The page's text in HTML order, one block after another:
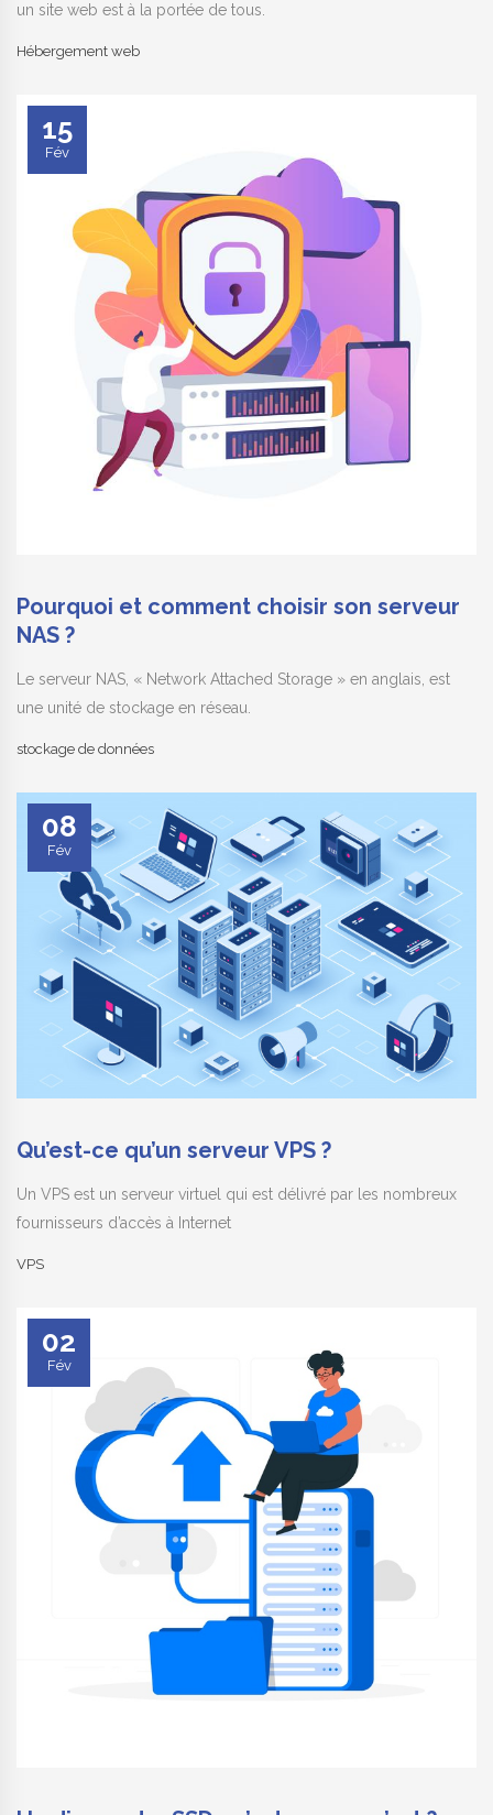
un site web est à la portée de tous.
Hébergement web
15
Fév
Pourquoi et comment choisir son serveur
NAS ?
Le serveur NAS, « Network Attached Storage » en anglais, est
une unité de stockage en réseau.
stockage de données
08
Fév
Qu’est-ce qu’un serveur VPS ?
Un VPS est un serveur virtuel qui est délivré par les nombreux
fournisseurs d’accès à Internet
VPS
02
Fév